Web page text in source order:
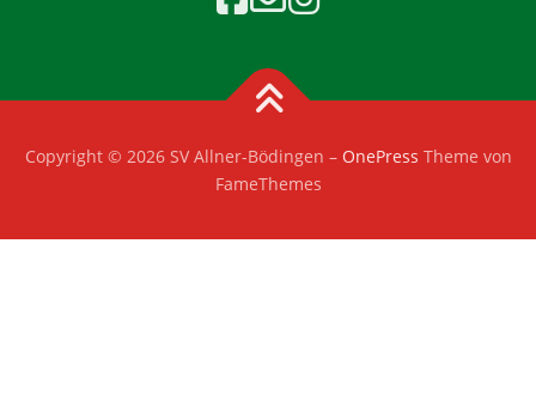
Copyright © 2026 SV Allner-Bödingen – OnePress Theme von
FameThemes